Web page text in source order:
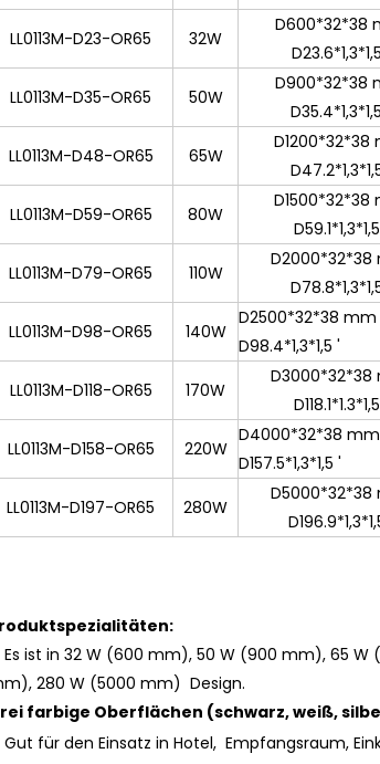
LL0113M-D23-OR65 32W
D600*32*38
LL0113M-D35-OR65 50W
D900*32*38
LL0113M-D48-OR65
65W
D1200*32*38
LL0113M-D59-OR65
80W
D1500*32*38
LL0113M-D79-OR65
110W
D2000*32*38
LL0113M-D98-OR65
140W
D2500*32*38 mm
D98.4*1,3*1,5 '
LL0113M-D118-OR65
170W
D3000*32*38
LL0113M-D158-OR65
220W
D4000*32*38 mm
D157.5*1,3*1,5 '
LL0113M-D197-OR65
280W
D5000*32*38
Es ist in 32 W (600 mm), 50 W (900 mm), 65 W
280 W (5000 mm) Design.
farbige Oberflächen (schwarz, weiß,
Gut für den Einsatz in Hotel, Empfangsraum,